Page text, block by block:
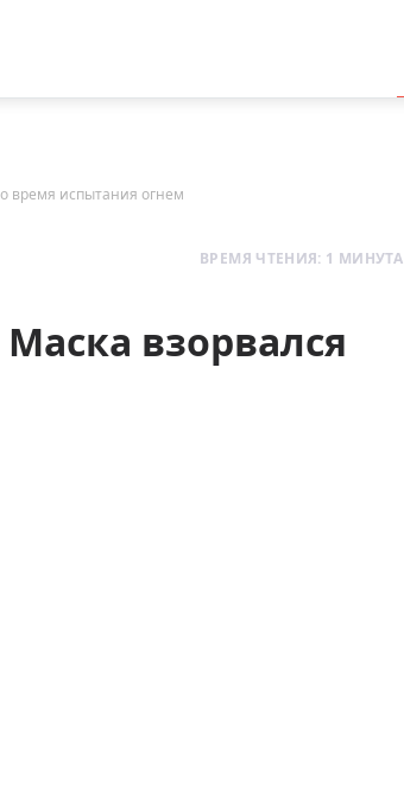
время испытания огнем
ВРЕМЯ ЧТЕНИЯ: 1 МИНУТА
взорвался